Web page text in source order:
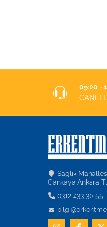
09:00 -
CANLI
Sağlık
Çankaya Ankara
0312 433 30 55